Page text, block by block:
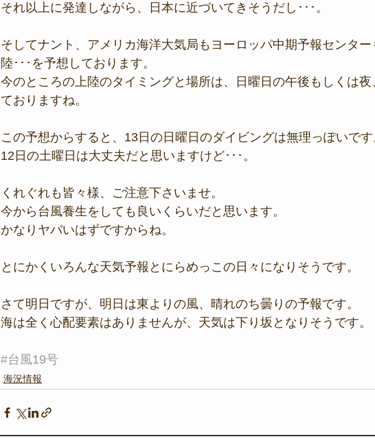
それ以上に発達しながら、日本に近づいてきそうだし･･･。
そしてナント、アメリカ海洋大気局もヨーロッパ中期予報センタ
陸･･･を予想しております。
今のところの上陸のタイミングと場所は、日曜日の午後もしくは
ておりますね。
この予想からすると、13日の日曜日のダイビングは無理っぽいです
12日の土曜日は大丈夫だと思いますけど･･･。
くれぐれも皆々様、ご注意下さいませ。
今から台風養生をしても良いくらいだと思います。
かなりヤバいはずですからね。
とにかくいろんな天気予報とにらめっこの日々になりそうです。
さて明日ですが、明日は東よりの風、晴れのち曇りの予報です。
海は全く心配要素はありませんが、天気は下り坂となりそうです。
#台風19号
海況情報